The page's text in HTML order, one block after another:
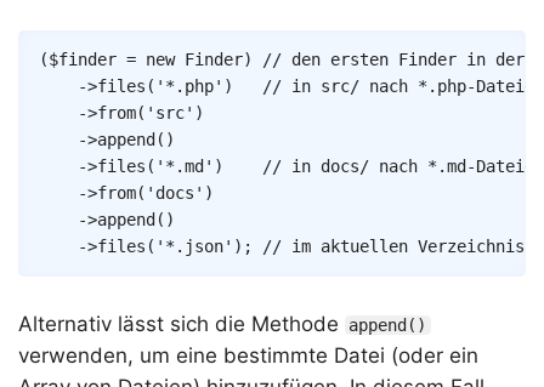
($finder = new Finder)
// den ersten Finder in der
->files ( '*.php' )
// in src/ nach *.php-Dateien
->from( 'src' )
->append ( )
->files ( '*.md' )
// in docs/ nach *.md-Dateien
->from( 'docs' )
->append ( )
->files ( '*.json' ) ; // im aktuellen Verzeichnis
Copy
Alternativ lässt sich die Methode append()
verwenden, um eine bestimmte Datei (oder ein